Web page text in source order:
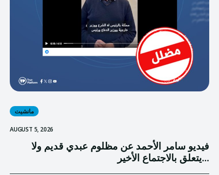
مانشيت
AUGUST 5, 2026
فيديو سامر الأحمد عن مظلوم عبدي قديم ولا
يتعلق بالاجتماع الأخير...